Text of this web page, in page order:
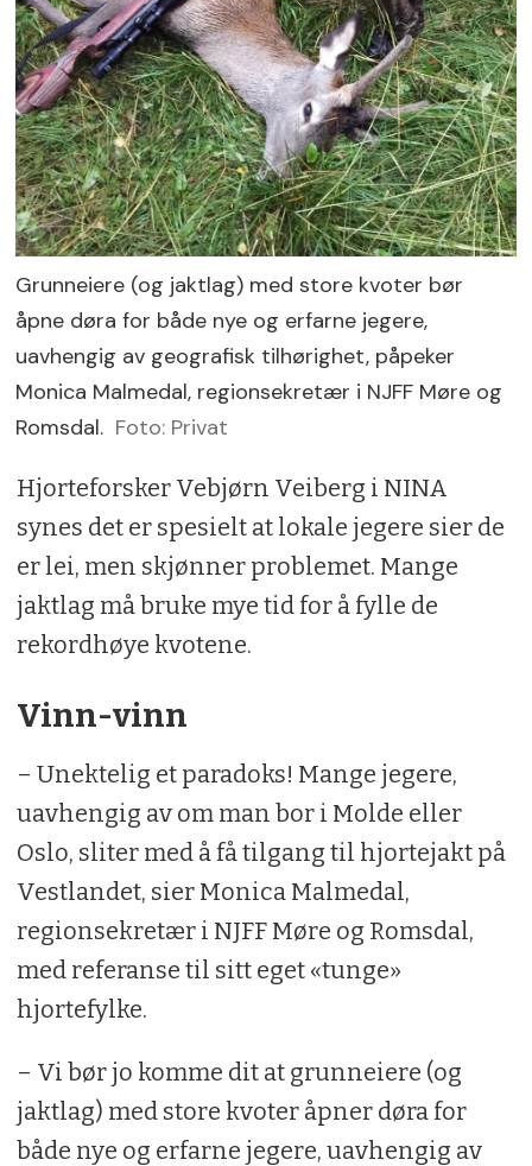
Grunneiere (og jaktlag) med store kvoter bør
åpne døra for både nye og erfarne jegere,
uavhengig av geografisk tilhørighet, påpeker
Monica Malmedal, regionsekretær i NJFF Møre og
Romsdal. Foto: Privat
Hjorteforsker Vebjørn Veiberg i NINA
synes det er spesielt at lokale jegere sier de
er lei, men skjønner problemet. Mange
jaktlag må bruke mye tid for å fylle de
rekordhøye kvotene.
Vinn-vinn
– Unektelig et paradoks! Mange jegere,
uavhengig av om man bor i Molde eller
Oslo, sliter med å få tilgang til hjortejakt på
Vestlandet, sier Monica Malmedal,
regionsekretær i NJFF Møre og Romsdal,
med referanse til sitt eget «tunge»
hjortefylke.
– Vi bør jo komme dit at grunneiere (og
jaktlag) med store kvoter åpner døra for
både nye og erfarne jegere, uavhengig av